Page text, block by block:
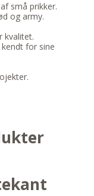
små prikker.
og army.
kvalitet.
for sine